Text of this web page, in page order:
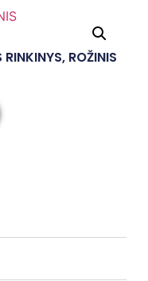
ROŽINIS